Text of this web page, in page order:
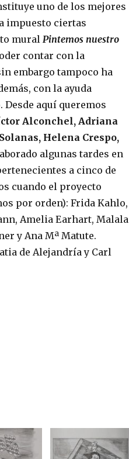
uno de los mejores
impuesto ciertas
mural Pintemos nuestro
contar con la
embargo tampoco ha
con la ayuda
aquí queremos
Alconchel, Adriana
Helena Crespo,
algunas tardes en
a cinco de
cuando el proyecto
por orden): Frida Kahlo,
Amelia Earhart, Malala
y Ana Mª Matute.
de Alejandría y Carl